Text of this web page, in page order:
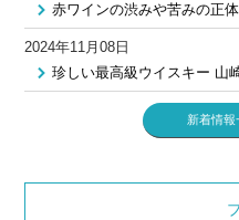
赤ワインの渋みや苦みの正
2024年11月08日
珍しい最高級ウイスキー 山
新着情報